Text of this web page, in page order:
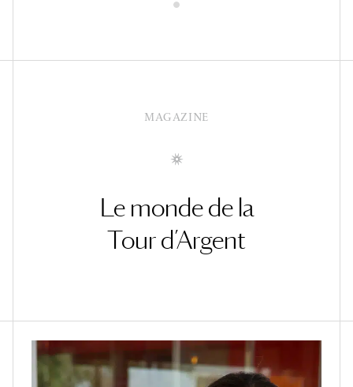
MAGAZINE
Le monde de la
Tour d’Argent